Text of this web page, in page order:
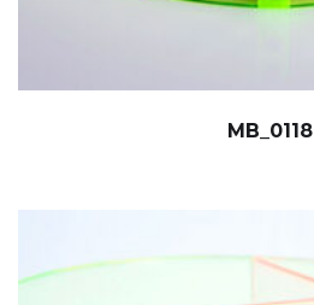
MB_0118